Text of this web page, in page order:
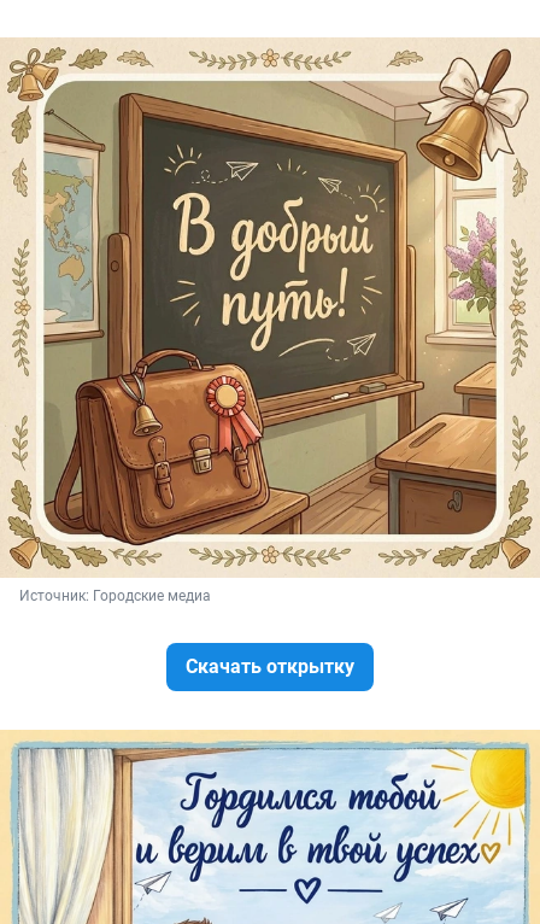
Источник: Городские медиа
Скачать открытку